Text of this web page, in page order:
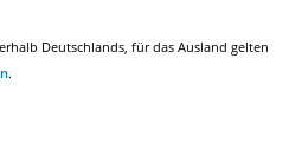
Deutschlands, für das Ausland gelten
.